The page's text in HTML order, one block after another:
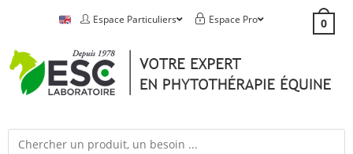
Espace Particuliers Espace Pro 0